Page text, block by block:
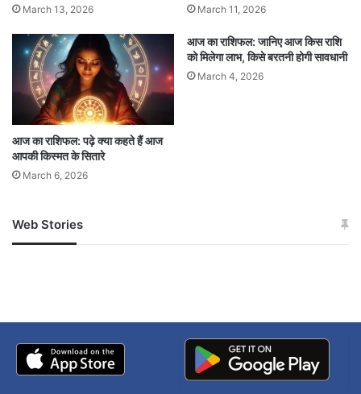
विचारों को दूसरों से साझा करें।
शुभ रंग: सुनहरा
शुभ संख्या: 3
शुभ मुहूर्त: सुबह 11:00 से 12:00 बजे
कन्या (Virgo): परिवार में खुशियाँ रहेंगी। सामाजिक कार्यों
में भाग लें।
शुभ संख्या: 7
शुभ रंग: गुलाबी
March 13, 2026 March 11, 2026
आज का राशिफल: पढ़े क्या कहते हैं आज
आपकी किस्मत के सितारे
March 6, 2026
आज का राशिफल: जानिए आज किस राशि
को मिलेगा लाभ, किसे बरतनी होगी सावधानी
March 4, 2026
Web Stories
जम्मू-कश्मीर में बारिश से
अपडेट
खाई में धक्का… आरोपियों ने